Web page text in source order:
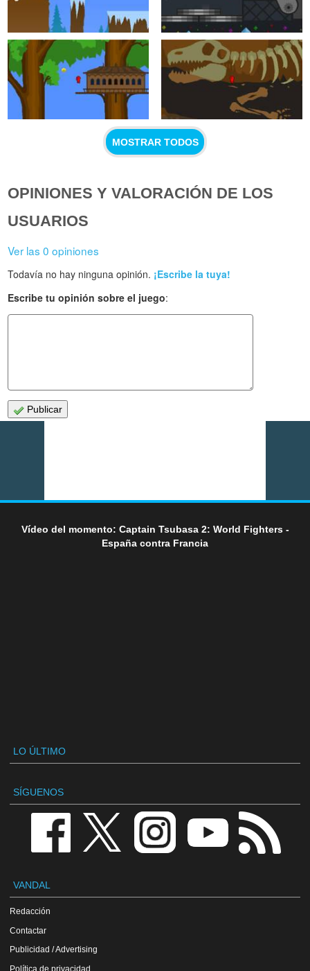
MOSTRAR TODOS
OPINIONES Y VALORACIÓN DE LOS
USUARIOS
Ver las 0 opiniones
Todavía no hay ninguna opinión. ¡Escribe la tuya!
Escribe tu opinión sobre el juego:
Publicar
Vídeo del momento: Captain Tsubasa 2: World Fighters -
España contra Francia
LO ÚLTIMO
SÍGUENOS
VANDAL
Redacción
Contactar
Publicidad / Advertising
Política de privacidad